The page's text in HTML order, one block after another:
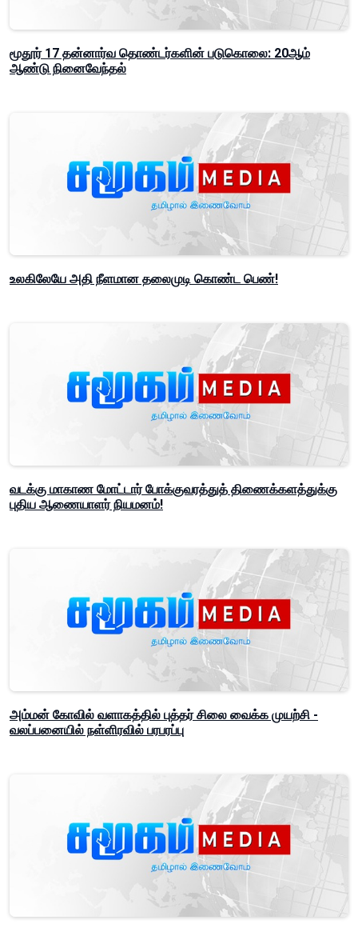
மூதூர் 17 தன்னார்வ தொண்டர்களின் படுகொலை: 20ஆம்
ஆண்டு நினைவேந்தல்
உலகிலேயே அதி நீளமான தலைமுடி கொண்ட பெண்!
வடக்கு மாகாண மோட்டார் போக்குவரத்துத் திணைக்களத்துக்கு
புதிய ஆணையாளர் நியமனம்!
அம்மன் கோவில் வளாகத்தில் புத்தர் சிலை வைக்க முயற்சி -
வலப்பனையில் நள்ளிரவில் பரபரப்பு